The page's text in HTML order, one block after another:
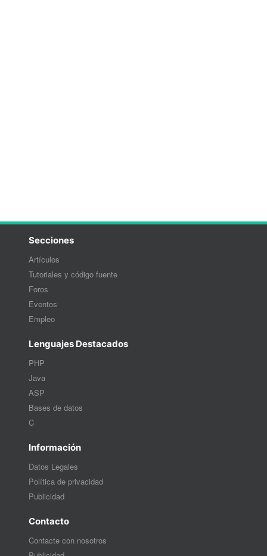
Secciones
Artículos
Tutoriales y código fuente
Foros
Eventos
Empleo
Lenguajes Destacados
PHP
Java
ASP
Bases de datos
C
Información
Datos Legales
Política de privacidad
Publicidad
Contacto
Contacte con nosotros